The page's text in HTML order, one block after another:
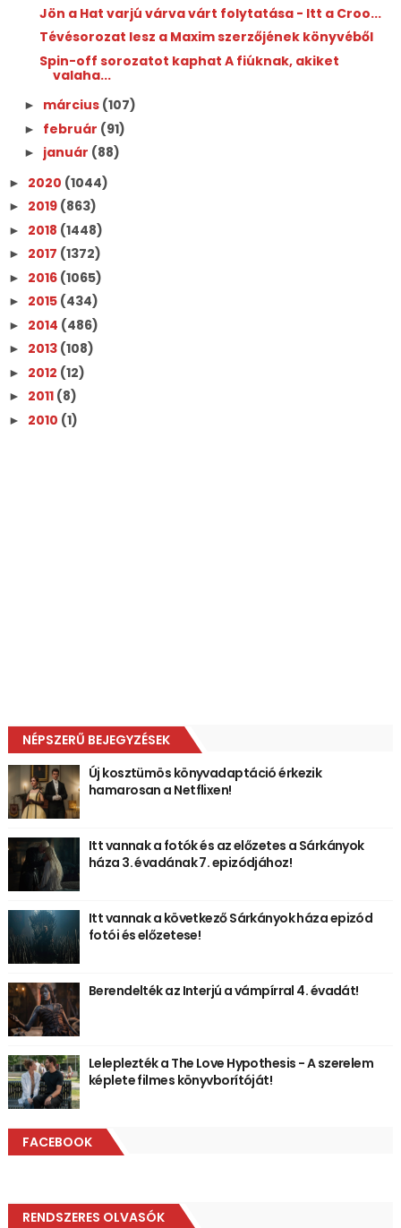
Jön a Hat varjú várva várt folytatása - Itt a Croo...
Tévésorozat lesz a Maxim szerzőjének könyvéből
Spin-off sorozatot kaphat A fiúknak, akiket
valaha...
► március (107)
► február (91)
► január (88)
► 2020 (1044)
► 2019 (863)
► 2018 (1448)
► 2017 (1372)
► 2016 (1065)
► 2015 (434)
► 2014 (486)
► 2013 (108)
► 2012 (12)
► 2011 (8)
► 2010 (1)
NÉPSZERŰ BEJEGYZÉSEK
Új kosztümös könyvadaptáció érkezik
hamarosan a Netflixen!
Itt vannak a fotók és az előzetes a Sárkányok
háza 3. évadának 7. epizódjához!
Itt vannak a következő Sárkányok háza epizód
fotói és előzetese!
Berendelték az Interjú a vámpírral 4. évadát!
Leleplezték a The Love Hypothesis - A szerelem
képlete filmes könyvborítóját!
FACEBOOK
RENDSZERES OLVASÓK